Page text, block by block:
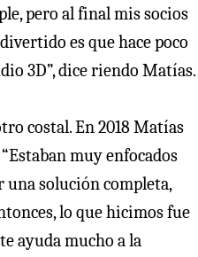
pero al final mis socios
es que hace poco
3D”, dice riendo Matías.
costal. En 2018 Matías
muy enfocados
solución completa,
lo que hicimos fue
ayuda mucho a la